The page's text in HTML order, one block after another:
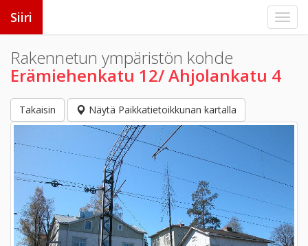
Siiri
Rakennetun ympäristön kohde
Erämiehenkatu 12/ Ahjolankatu 4
Takaisin Näytä Paikkatietoikkunan kartalla